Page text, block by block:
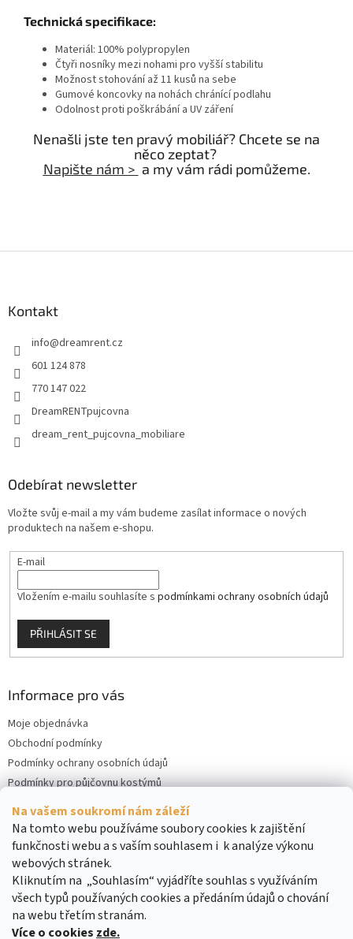
Na vašem soukromí nám záleží
Na tomto webu používáme soubory cookies k zajištění
funkčnosti webu a s vaším souhlasem i k analýze výkonu
webových stránek.
Kliknutím na „Souhlasím“ vyjádříte souhlas s využíváním
všech typů používaných cookies a předáním údajů o chování
na webu třetím stranám.
Více o cookies zde.
Technická specifikace:
Materiál: 100% polypropylen
Čtyři nosníky mezi nohami pro vyšší stabilitu
Možnost stohování až 11 kusů na sebe
Gumové koncovky na nohách chránící podlahu
Odolnost proti poškrábání a UV záření
Nenašli jste ten pravý mobiliář? Chcete se na
něco zeptat?
Napište nám > a my vám rádi pomůžeme.
Kontakt
info@dreamrent.cz
601 124 878
770 147 022
DreamRENTpujcovna
dream_rent_pujcovna_mobiliare
Odebírat newsletter
Vložte svůj e-mail a my vám budeme zasílat informace o nových
produktech na našem e-shopu.
E-mail
Vložením e-mailu souhlasíte s podmínkami ochrany osobních údajů
PŘIHLÁSIT SE
Informace pro vás
Moje objednávka
Obchodní podmínky
Podmínky ochrany osobních údajů
Podmínky pro půjčovnu kostýmů
Kontakty
Cookies